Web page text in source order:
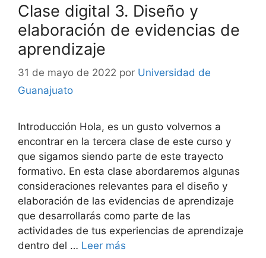
Clase digital 3. Diseño y
elaboración de evidencias de
aprendizaje
31 de mayo de 2022 por Universidad de
Guanajuato
Introducción Hola, es un gusto volvernos a
encontrar en la tercera clase de este curso y
que sigamos siendo parte de este trayecto
formativo. En esta clase abordaremos algunas
consideraciones relevantes para el diseño y
elaboración de las evidencias de aprendizaje
que desarrollarás como parte de las
actividades de tus experiencias de aprendizaje
dentro del … Leer más